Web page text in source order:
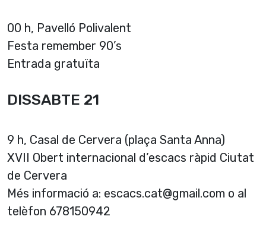
00 h, Pavelló Polivalent
Festa remember 90’s
Entrada gratuïta
DISSABTE 21
9 h, Casal de Cervera (plaça Santa Anna)
XVII Obert internacional d’escacs ràpid Ciutat
de Cervera
Més informació a: escacs.cat@gmail.com o al
telèfon 678150942